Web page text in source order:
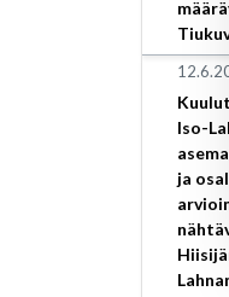
Iso-
ja